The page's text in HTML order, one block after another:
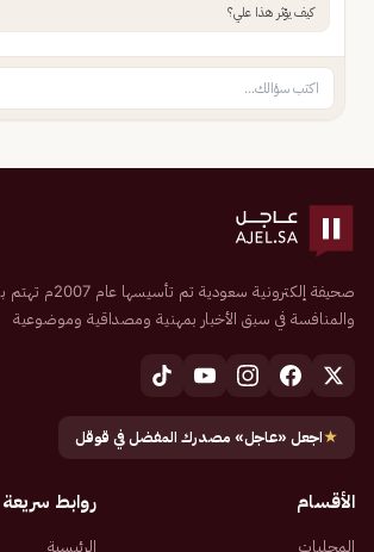
كيف يؤثر هذا علي؟
صحيفة إلكترونية
والمنافسة في سبق الأخبار بمهنية ومصداقية وموضوعية
★اجعل «عاجل» مصدرك المفضل في قوقل
الأقسام
المحليات
روابط سريعة
الرئيسية